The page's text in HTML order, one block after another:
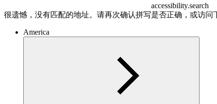
accessibility.search
很遗憾，没有匹配的地址。请再次确认拼写是否正确，或访问
America